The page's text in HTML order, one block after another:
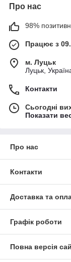
Про нас
98%
Працює з
м. Луцьк
Луцьк,
Контакти
Сьогодні
Показати
Про нас
Контакти
Доставка та
Графік роботи
Повна версія